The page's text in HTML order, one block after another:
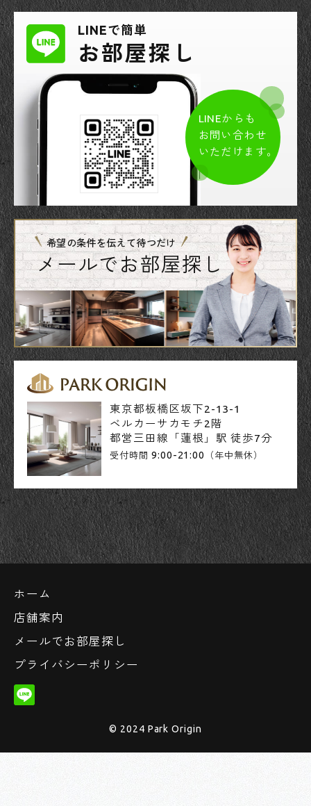
LINEで簡単
お部屋探し
LINEからも
お問い合わせ
いただけます。
希望の条件を伝えて待つだけ
メールでお部屋探し
東京都板橋区坂下2-13-1
ベルカーサカモチ2階
都営三田線「蓮根」駅 徒歩7分
受付時間 9:00-21:00 （年中無休）
ホーム
店舗案内
メールでお部屋探し
プライバシーポリシー
© 2024 Park Origin